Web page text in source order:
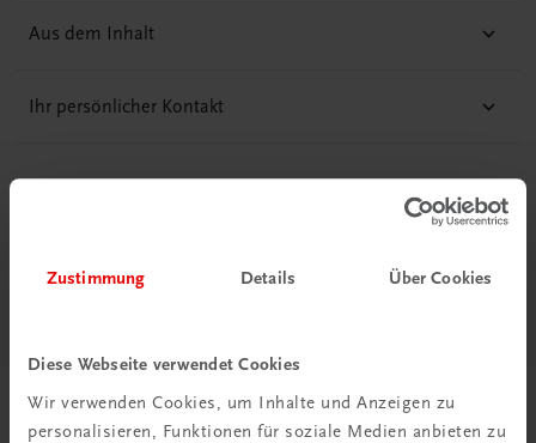
Zustimmung Details Über Cookies
Diese Webseite verwendet Cookies
Wir verwenden Cookies, um Inhalte und Anzeigen zu
personalisieren, Funktionen für soziale Medien anbieten zu
Aus dem Inhalt
Ihr persönlicher Kontakt
Diese Seite teilen auf:
Passende Produkte